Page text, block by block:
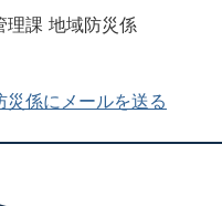
理課 地域防災係
係にメールを送る